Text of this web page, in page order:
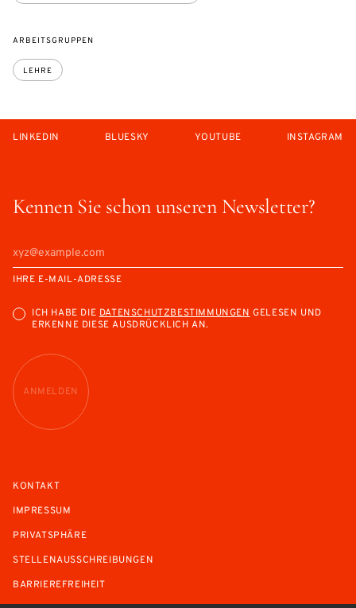
ARBEITSGRUPPEN
LEHRE
Kennen Sie schon unseren Newsletter?
IHRE E-MAIL-ADRESSE
ICH HABE DIEDATENSCHUTZBESTIMMUNGENGELESEN UND
ERKENNE DIESE AUSDRÜCKLICH AN.
ANMELDEN
LINKEDIN BLUESKY YOUTUBE INSTAGRAM
KONTAKT
IMPRESSUM
PRIVATSPHÄRE
STELLENAUSSCHREIBUNGEN
BARRIEREFREIHEIT